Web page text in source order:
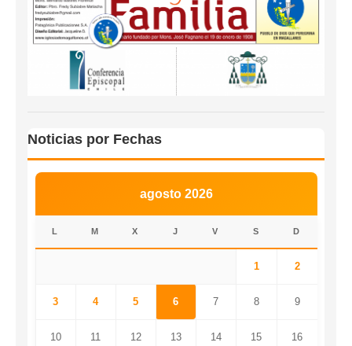
Noticias por Fechas
agosto 2026
L M X J V S D
1 2
3 4 5 6 7 8 9
10 11 12 13 14 15 16